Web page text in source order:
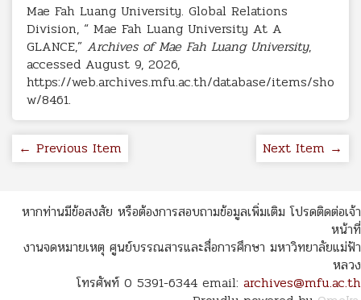
Mae Fah Luang University. Global Relations
Division, “ Mae Fah Luang University At A
GLANCE,” Archives of Mae Fah Luang University,
accessed August 9, 2026,
https://web.archives.mfu.ac.th/database/items/sho
w/8461.
← Previous Item Next Item →
หากท่านมีข้อสงสัย หรือต้องการสอบถามข้อมูลเพิ่มเติม โปรดติดต่อเจ้า
หน้าที่
งานจดหมายเหตุ ศูนย์บรรณสารและสื่อการศึกษา มหาวิทยาลัยแม่ฟ้า
หลวง
โทรศัพท์ 0 5391-6344 email: archives@mfu.ac.th